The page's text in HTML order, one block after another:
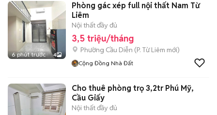
6 phút trước 4
Phòng gác xép full nội thất Nam Từ
Liêm
Nội thất đầy đủ
3,5 triệu/tháng
Phường Cầu Diễn (P. Từ Liêm mới)
Cộng Đồng Nhà Đất
Cho thuê phòng trọ 3,2tr Phú Mỹ,
Cầu Giấy
Nội thất đầy đủ